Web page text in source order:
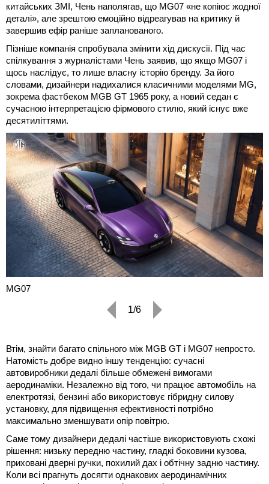
китайських ЗМІ, Чень наполягав, що MG07 «не копіює жодної
деталі», але зрештою емоційно відреагував на критику й
завершив ефір раніше запланованого.
Пізніше компанія спробувала змінити хід дискусії. Під час
спілкування з журналістами Чень заявив, що якщо MG07 і
щось наслідує, то лише власну історію бренду. За його
словами, дизайнери надихалися класичними моделями MG,
зокрема фастбеком MGB GT 1965 року, а новий седан є
сучасною інтерпретацією фірмового стилю, який існує вже
десятиліттями.
MG07
1/6
Втім, знайти багато спільного між MGB GT і MG07 непросто.
Натомість добре видно іншу тенденцію: сучасні
автовиробники дедалі більше обмежені вимогами
аеродинаміки. Незалежно від того, чи працює автомобіль на
електротязі, бензині або використовує гібридну силову
установку, для підвищення ефективності потрібно
максимально зменшувати опір повітрю.
Саме тому дизайнери дедалі частіше використовують схожі
рішення: низьку передню частину, гладкі боковини кузова,
приховані дверні ручки, похилий дах і обтічну задню частину.
Коли всі прагнуть досягти однакових аеродинамічних